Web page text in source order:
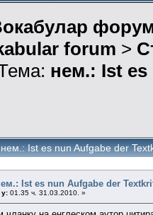
forum >
нем.: Ist es
Ist es nun Aufgabe der
Ist es nun Aufgabe der
у: 01.35 ч. 31.03.2010. »